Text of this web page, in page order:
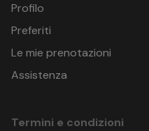
Profilo
Preferiti
Le mie prenotazioni
Assistenza
Termini e condizioni